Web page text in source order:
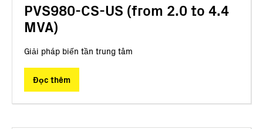
PVS980-CS-US (from 2.0 to 4.4
MVA)
Giải pháp biến tần trung tâm
Đọc thêm